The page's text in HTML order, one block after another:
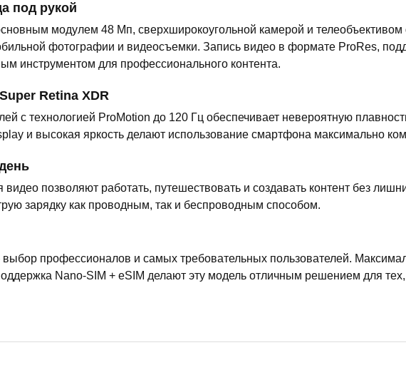
под рукой
модулем 48 Мп, сверхширокоугольной камерой и
фотографии и видеосъемки. Запись видео в формате ProRes,
инструментом для профессионального контента.
Retina XDR
с технологией ProMotion до 120 Гц обеспечивает невероятную
и высокая яркость делают использование смартфона максимально
позволяют работать, путешествовать и создавать контент без
зарядку как проводным, так и беспроводным способом.
профессионалов и самых требовательных пользователей.
Nano-SIM + eSIM делают эту модель отличным решением для